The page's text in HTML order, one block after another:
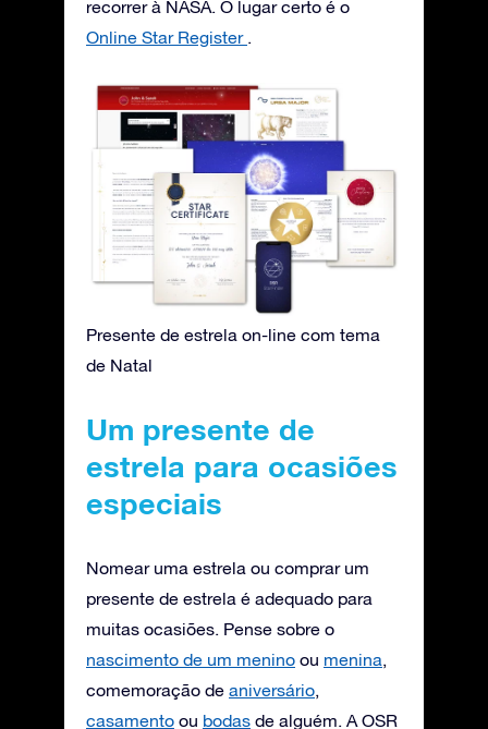
recorrer à NASA. O lugar certo é o
Online Star Register .
Presente de estrela on-line com tema
de Natal
Um presente de
estrela para ocasiões
especiais
Nomear uma estrela ou comprar um
presente de estrela é adequado para
muitas ocasiões. Pense sobre o
nascimento de um menino ou menina,
comemoração de aniversário,
casamento ou bodas de alguém. A OSR